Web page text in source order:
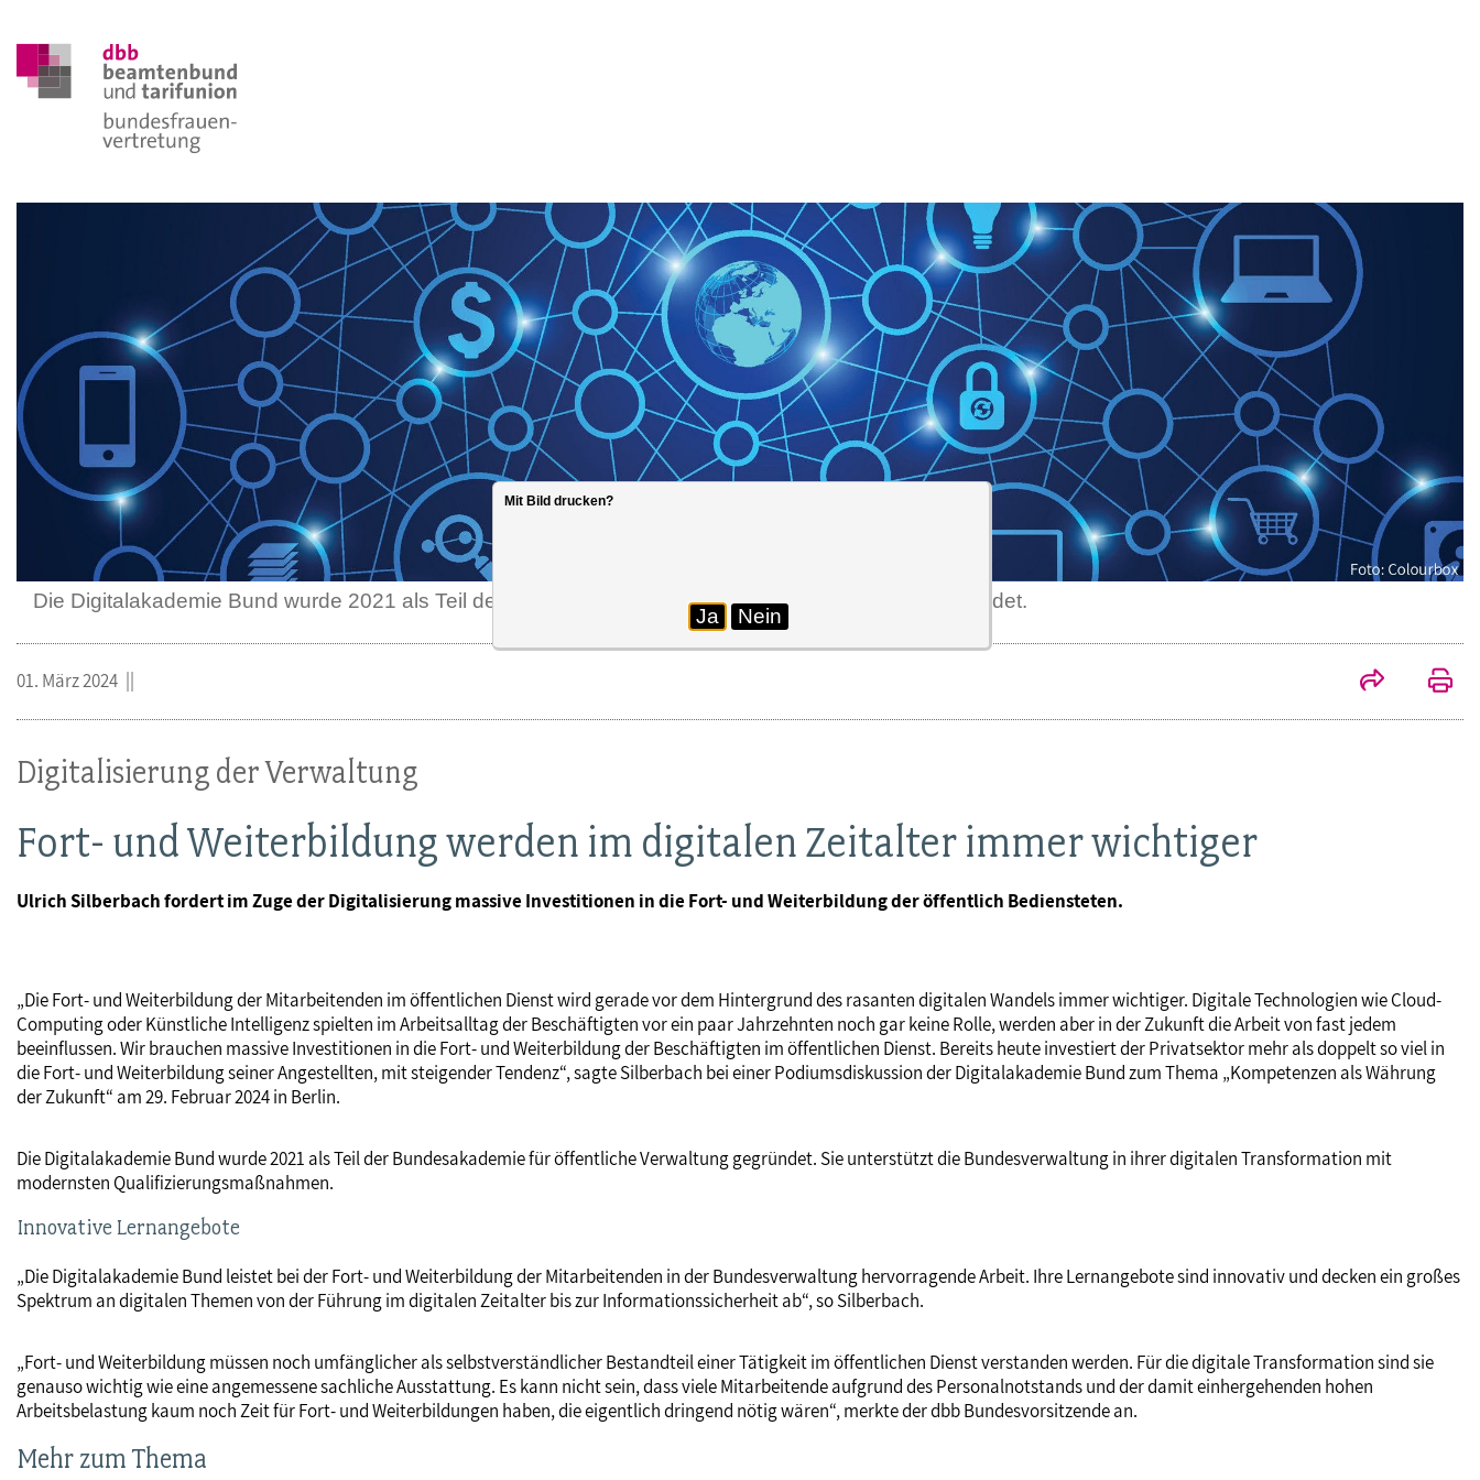
Die Digitalakademie Bund wurde 2021 als Teil der Bundesakademie für öffentliche Verwaltung gegründet.
Digitalisierung der Verwaltung
Fort- und Weiterbildung werden im digitalen Zeitalter immer wichtiger
Ulrich Silberbach fordert im Zuge der Digitalisierung massive Investitionen in die Fort- und Weiterbildung der öffentlich Bediensteten.
01. März 2024
„Die Fort- und Weiterbildung der Mitarbeitenden im öffentlichen Dienst wird gerade vor dem Hintergrund des rasanten digitalen Wandels immer wichtiger. Digitale Technologien wie Cloud-
Computing oder Künstliche Intelligenz spielten im Arbeitsalltag der Beschäftigten vor ein paar Jahrzehnten noch gar keine Rolle, werden aber in der Zukunft die Arbeit von fast jedem
beeinflussen. Wir brauchen massive Investitionen in die Fort- und Weiterbildung der Beschäftigten im öffentlichen Dienst. Bereits heute investiert der Privatsektor mehr als doppelt so viel in
die Fort- und Weiterbildung seiner Angestellten, mit steigender Tendenz“, sagte Silberbach bei einer Podiumsdiskussion der Digitalakademie Bund zum Thema „Kompetenzen als Währung
der Zukunft“ am 29. Februar 2024 in Berlin.
Die Digitalakademie Bund wurde 2021 als Teil der Bundesakademie für öffentliche Verwaltung gegründet. Sie unterstützt die Bundesverwaltung in ihrer digitalen Transformation mit
modernsten Qualifizierungsmaßnahmen.
Innovative Lernangebote
„Die Digitalakademie Bund leistet bei der Fort- und Weiterbildung der Mitarbeitenden in der Bundesverwaltung hervorragende Arbeit. Ihre Lernangebote sind innovativ und decken ein großes
Spektrum an digitalen Themen von der Führung im digitalen Zeitalter bis zur Informationssicherheit ab“, so Silberbach.
„Fort- und Weiterbildung müssen noch umfänglicher als selbstverständlicher Bestandteil einer Tätigkeit im öffentlichen Dienst verstanden werden. Für die digitale Transformation sind sie
genauso wichtig wie eine angemessene sachliche Ausstattung. Es kann nicht sein, dass viele Mitarbeitende aufgrund des Personalnotstands und der damit einhergehenden hohen
Arbeitsbelastung kaum noch Zeit für Fort- und Weiterbildungen haben, die eigentlich dringend nötig wären“, merkte der dbb Bundesvorsitzende an.
Mehr zum Thema
Mit Bild drucken?
Ja Nein